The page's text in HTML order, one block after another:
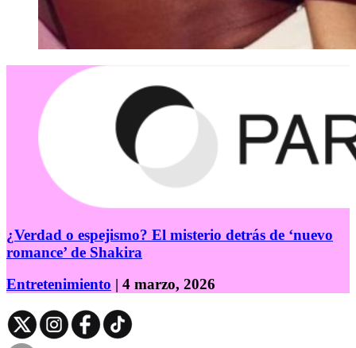
¿Verdad o espejismo? El misterio detrás de ‘nuevo
romance’ de Shakira
Entretenimiento | 4 marzo, 2026